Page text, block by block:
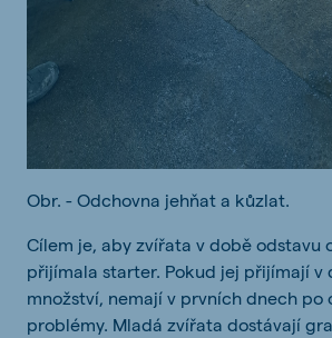
Obr. - Odchovna jehňat a kůzlat.
Cílem je, aby zvířata v době odstavu
přijímala starter. Pokud jej přijímají v
množství, nemají v prvních dnech po
problémy. Mladá zvířata dostávají